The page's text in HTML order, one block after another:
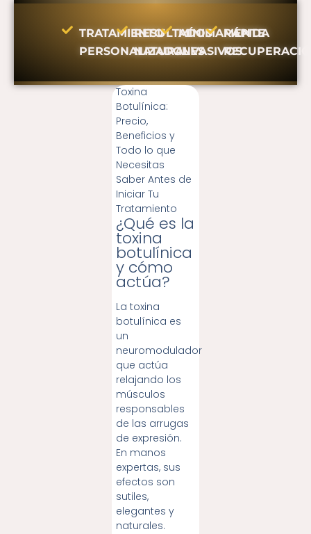
TRATAMIENTO
PERSONALIZADO
RESULTADOS
NATURALES
MÍNIMAMENTE
INVASIVOS
RÁPIDA
Toxina
Botulínica:
Precio,
Beneficios y
Todo lo que
Necesitas
Saber Antes de
Iniciar Tu
Tratamiento
¿Qué es la
toxina
botulínica
y cómo
actúa?
La toxina
botulínica es
un
neuromodulador
que actúa
relajando los
músculos
responsables
de las arrugas
de expresión.
En manos
expertas, sus
efectos son
sutiles,
elegantes y
naturales.